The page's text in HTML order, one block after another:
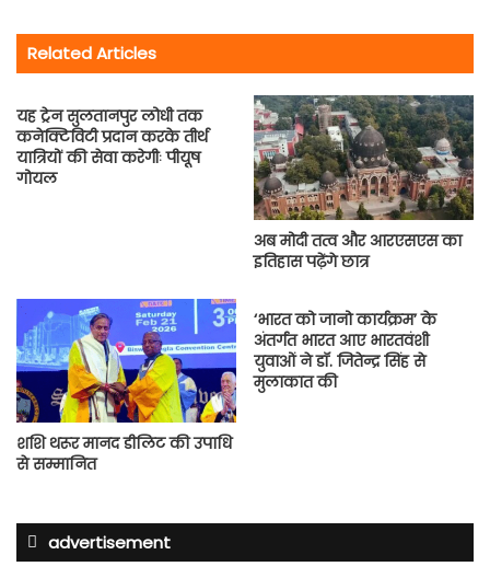
Related Articles
यह ट्रेन सुलतानपुर लोधी तक
कनेक्टिविटी प्रदान करके तीर्थ
यात्रियों की सेवा करेगीः पीयूष
गोयल
अब मोदी तत्व और आरएसएस का
इतिहास पढ़ेंगे छात्र
शशि थरूर मानद डीलिट की उपाधि
से सम्मानित
‘भारत को जानो कार्यक्रम’ के
अंतर्गत भारत आए भारतवंशी
युवाओं ने डॉ. जितेन्द्र सिंह से
मुलाकात की
advertisement